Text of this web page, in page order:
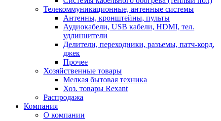
Телекоммуникационные, антенные системы
Антенны, кронштейны, пульты
Аудиокабели, USB кабели, HDMI, тел.
удлиннители
Делители, переходники, разъемы, патч-корд,
джек
Прочее
Хозяйственные товары
Мелкая бытовая техника
Хоз. товары Rexant
Распродажа
Компания
О компании